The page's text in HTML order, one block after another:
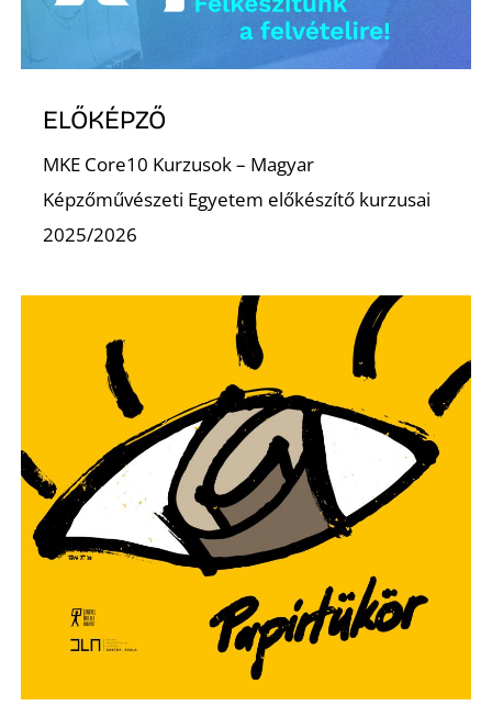
ELŐKÉPZŐ
MKE Core10 Kurzusok – Magyar
Képzőművészeti Egyetem előkészítő kurzusai
2025/2026